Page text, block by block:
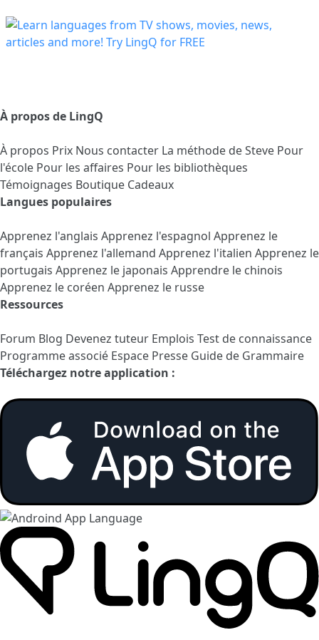
À propos de LingQ
À propos Prix Nous contacter La méthode de Steve Pour
l'école Pour les affaires Pour les bibliothèques
Témoignages Boutique Cadeaux
Langues populaires
Apprenez l'anglais Apprenez l'espagnol Apprenez le
français Apprenez l'allemand Apprenez l'italien Apprenez le
portugais Apprenez le japonais Apprendre le chinois
Apprenez le coréen Apprenez le russe
Ressources
Forum Blog Devenez tuteur Emplois Test de connaissance
Programme associé Espace Presse Guide de Grammaire
Téléchargez notre application :